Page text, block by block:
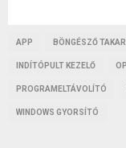
APP BÖNGÉSZŐ
INDÍTÓPULT KEZELŐ
PROGRAMELTÁVOLÍTÓ
WINDOWS GYORSÍTÓ